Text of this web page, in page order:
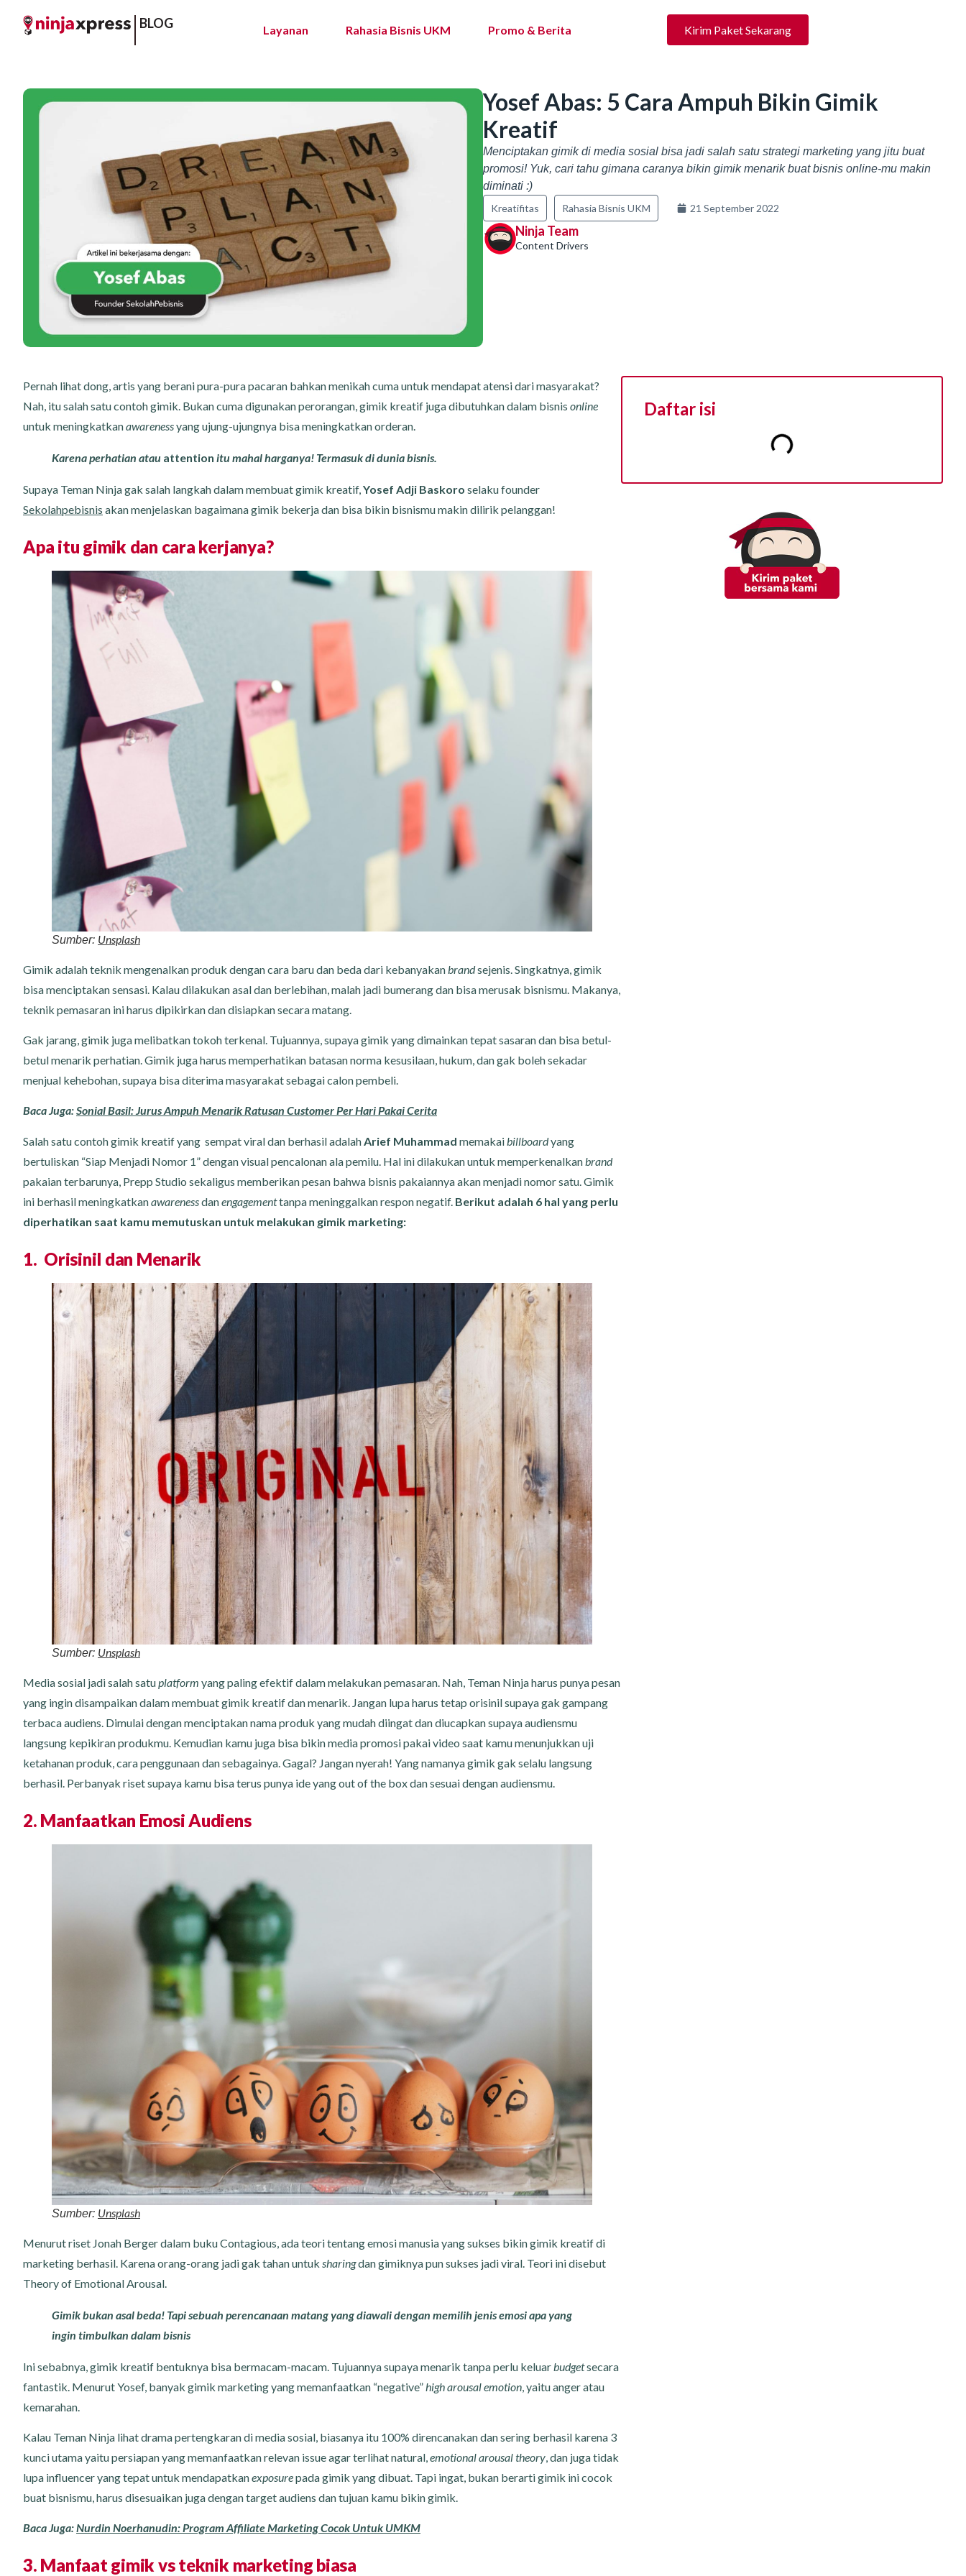
BLOG Layanan Rahasia Bisnis UKM Promo & Berita Kirim Paket Sekarang
Yosef Abas: 5 Cara Ampuh Bikin Gimik
Kreatif
Menciptakan gimik di media sosial bisa jadi salah satu strategi marketing yang jitu buat
promosi! Yuk, cari tahu gimana caranya bikin gimik menarik buat bisnis online-mu makin
diminati :)
Kreatifitas
Rahasia Bisnis UKM 21 September 2022
Ninja Team
Content Drivers
Pernah lihat dong, artis yang berani pura-pura pacaran bahkan menikah cuma untuk mendapat atensi dari masyarakat?
Nah, itu salah satu contoh gimik. Bukan cuma digunakan perorangan, gimik kreatif juga dibutuhkan dalam bisnis online
untuk meningkatkanawarenessyang ujung-ujungnya bisa meningkatkan orderan.
Karena perhatian atau attention itu mahal harganya! Termasuk di dunia bisnis.
Supaya Teman Ninja gak salah langkah dalam membuat gimik kreatif,Yosef Adji Baskoro selaku founder
Sekolahpebisnis akan menjelaskan bagaimana gimik bekerja dan bisa bikin bisnismu makin dilirik pelanggan!
Apa itu gimik dan cara kerjanya?
Sumber: Unsplash
Gimik adalah teknik mengenalkan produk dengan cara baru dan beda dari kebanyakan brandsejenis. Singkatnya, gimik
bisa menciptakan sensasi. Kalau dilakukan asal dan berlebihan, malah jadi bumerang dan bisa merusak bisnismu. Makanya,
teknik pemasaran ini harus dipikirkan dan disiapkan secara matang.
Gak jarang, gimik juga melibatkan tokoh terkenal. Tujuannya, supaya gimik yang dimainkan tepat sasaran dan bisa betul-
betul menarik perhatian. Gimik juga harus memperhatikan batasan norma kesusilaan, hukum, dan gak boleh sekadar
menjual kehebohan, supaya bisa diterima masyarakat sebagai calon pembeli.
Baca Juga:Sonial Basil: Jurus Ampuh Menarik Ratusan Customer Per Hari Pakai Cerita
Salah satu contoh gimik kreatif yang sempat viral dan berhasil adalah Arief Muhammad memakai billboardyang
bertuliskan “Siap Menjadi Nomor 1” dengan visual pencalonan ala pemilu. Hal ini dilakukan untuk memperkenalkan brand
pakaian terbarunya, Prepp Studio sekaligus memberikan pesan bahwa bisnis pakaiannya akanmenjadi nomor satu. Gimik
ini berhasil meningkatkanawarenessdanengagementtanpa meninggalkan respon negatif. Berikut adalah 6 hal yang perlu
diperhatikan saat kamu memutuskan untuk melakukan gimik marketing:
1. Orisinil dan Menarik
Sumber: Unsplash
Media sosial jadi salah satuplatform yang paling efektif dalam melakukan pemasaran. Nah, Teman Ninja harus punya pesan
yang ingin disampaikan dalam membuat gimik kreatif dan menarik. Jangan lupa harus tetap orisinil supaya gak gampang
terbaca audiens. Dimulai dengan menciptakan nama produk yang mudah diingat dan diucapkan supaya audiensmu
langsung kepikiran produkmu. Kemudian kamu juga bisa bikin media promosi pakai video saat kamu menunjukkan uji
ketahanan produk, cara penggunaan dan sebagainya. Gagal? Jangan nyerah! Yang namanya gimik gak selalu langsung
berhasil. Perbanyak riset supaya kamu bisa terus punya ide yang out of the box dan sesuai dengan audiensmu.
2. Manfaatkan Emosi Audiens
Sumber: Unsplash
Menurut riset Jonah Berger dalam buku Contagious, ada teori tentang emosi manusia yang sukses bikin gimik kreatif di
marketing berhasil. Karena orang-orang jadi gak tahan untuk sharingdan gimiknya pun sukses jadi viral. Teori ini disebut
Theory of Emotional Arousal.
Gimik bukan asal beda! Tapi sebuah perencanaan matang yang diawali dengan memilih jenis emosi apa yang
ingin timbulkan dalam bisnis
Ini sebabnya, gimik kreatif bentuknya bisa bermacam-macam. Tujuannya supaya menarik tanpa perlu keluar budgetsecara
fantastik. Menurut Yosef, banyak gimik marketing yang memanfaatkan “negative” high arousal emotion , yaitu anger atau
kemarahan.
Kalau Teman Ninja lihat drama pertengkaran di media sosial, biasanya itu 100% direncanakan dan sering berhasil karena 3
kunci utama yaitu persiapan yang memanfaatkan relevan issue agar terlihat natural,emotional arousal theory, dan juga tidak
lupa influencer yang tepat untuk mendapatkanexposurepada gimik yang dibuat. Tapi ingat, bukan berarti gimik ini cocok
buat bisnismu, harus disesuaikan juga dengan target audiens dan tujuan kamu bikin gimik.
Baca Juga:Nurdin Noerhanudin: Program Affiliate Marketing Cocok Untuk UMKM
3. Manfaat gimik vs teknik marketing biasa
Daftar isi